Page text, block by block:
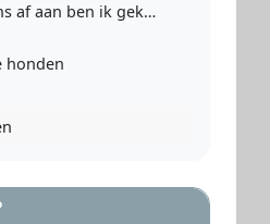
af aan ben ik gek
honden